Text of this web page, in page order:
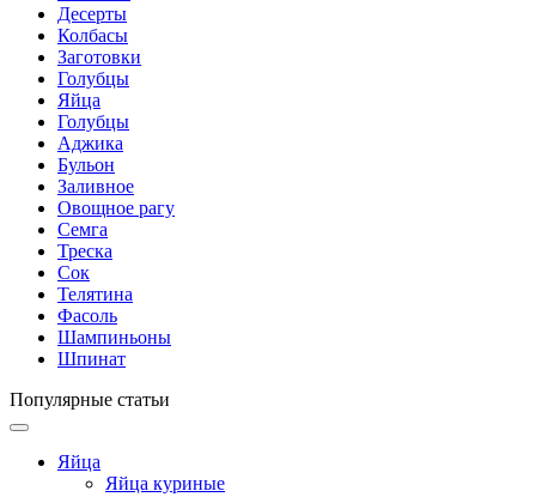
Десерты
Колбасы
Заготовки
Голубцы
Яйца
Голубцы
Аджика
Бульон
Заливное
Овощное рагу
Семга
Треска
Сок
Телятина
Фасоль
Шампиньоны
Шпинат
Популярные статьи
Яйца
Яйца куриные